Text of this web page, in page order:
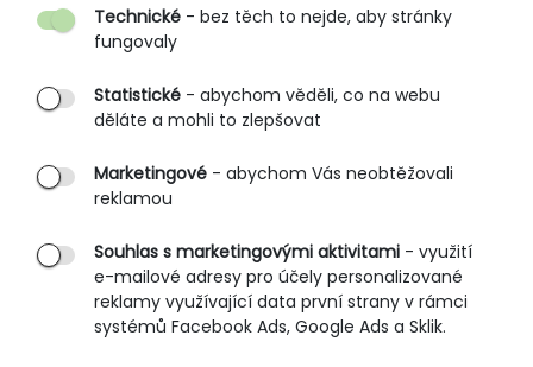
Technické - bez těch to nejde, aby stránky
fungovaly
Statistické - abychom věděli, co na webu
děláte a mohli to zlepšovat
Marketingové - abychom Vás neobtěžovali
reklamou
Souhlas s marketingovými aktivitami - využití
e-mailové adresy pro účely personalizované
reklamy využívající data první strany v rámci
systémů Facebook Ads, Google Ads a Sklik.
O nás
Partnerské prodejny
B2B vstup
PRŮVODCE NAKUPOVÁNÍM
Obchodní podmínky
Rozměrové tabulky
Způsoby doručení
Ochrana osobních údajů